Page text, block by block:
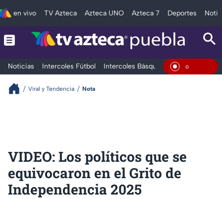
en vivo TV Azteca Azteca UNO Azteca 7 Deportes
Noticias Intercoles Fútbol Intercoles Básquetbol DeportesEn Vivo
Viral y Tendencia Nota
VIDEO: Los políticos que se
equivocaron en el Grito de
Independencia 2025